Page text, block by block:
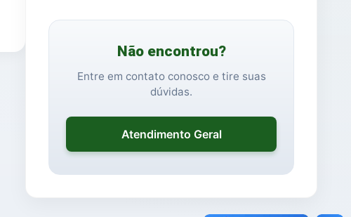
Não encontrou?
Entre em contato conosco e tire suas
dúvidas.
Atendimento Geral